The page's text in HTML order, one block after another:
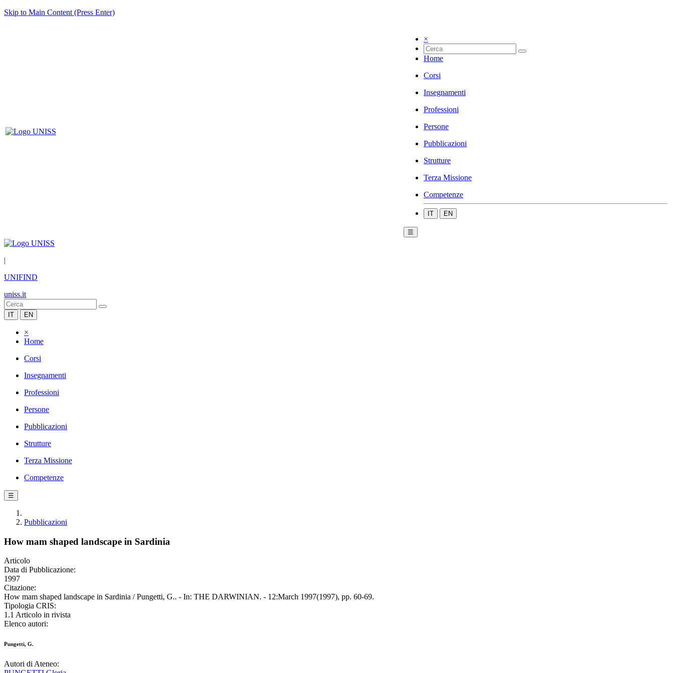
Skip to Main Content (Press Enter)
×
Home
Corsi
Insegnamenti
Professioni
Persone
Pubblicazioni
Strutture
Terza Missione
Competenze
IT EN
☰
|
UNIFIND
uniss.it
IT EN
×
Home
Corsi
Insegnamenti
Professioni
Persone
Pubblicazioni
Strutture
Terza Missione
Competenze
☰
Pubblicazioni
How mam shaped landscape in Sardinia
Articolo
Data di Pubblicazione:
1997
Citazione:
How mam shaped landscape in Sardinia / Pungetti, G.. - In: THE DARWINIAN. - 12:March 1997(1997), pp. 60-69.
Tipologia CRIS:
1.1 Articolo in rivista
Elenco autori:
Pungetti, G.
Autori di Ateneo: